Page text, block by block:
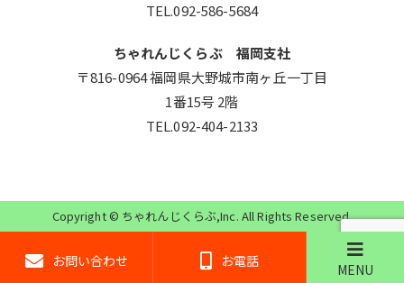
TEL.092-586-5684
ちゃれんじくらぶ 福岡支社
〒816-0964 福岡県大野城市南ヶ丘一丁目
1番15号 2階
TEL.092-404-2133
Copyright © ちゃれんじくらぶ,Inc. All Rights Reserved.
お問い合わせ お電話 MENU